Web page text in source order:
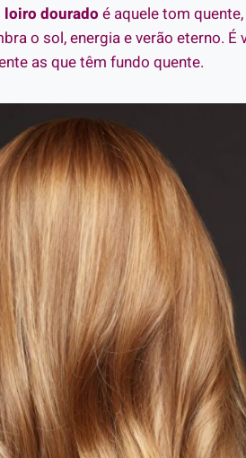
loiro dourado é aquele tom
o sol, energia e verão eterno.
as que têm fundo quente.